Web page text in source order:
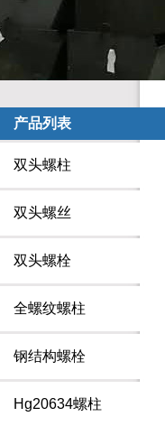
产品列表
双头螺柱
双头螺丝
双头螺栓
全螺纹螺柱
钢结构螺栓
Hg20634螺柱